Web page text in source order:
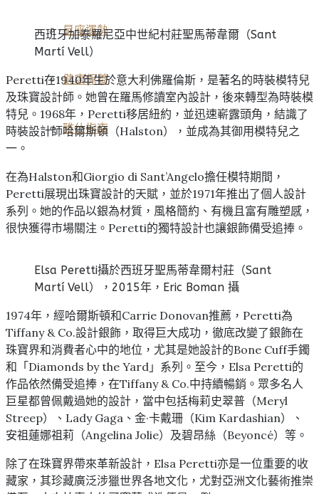
星座運勢
健康保養
雅仕指南
西班牙加泰羅尼亞中世紀村莊聖馬蒂韋爾（Sant
Martí Vell）
Peretti在1940年生於意大利佛羅倫斯，是著名的時裝模特兒
及珠寶設計師。她曾在羅馬修讀室內設計，後來轉型為時裝模
特兒。1968年，Peretti移居紐約，並迅速嶄露頭角，結識了
時裝設計師哈爾斯頓（Halston），並成為其御用模特兒之
一。
在為Halston和Giorgio di Sant’Angelo擔任模特期間，
Peretti展現出珠寶設計的天賦，並於1971年推出了個人設計
系列。她的作品以銀為材質，風格簡約、有機且富有雕塑感，
很快獲得市場關注。Peretti的獨特設計也讓銀飾備受追捧。
Elsa Peretti攝於西班牙聖馬蒂韋爾村莊（Sant
Martí Vell），2015年，Eric Boman 攝
1974年，經哈爾斯頓和Carrie Donovan推薦，Peretti為
Tiffany & Co.設計銀飾，取得巨大成功，徹底改變了銀飾在
珠寶界和消費者心中的地位，尤其是她設計的Bone Cuff手鐲
和「Diamonds by the Yard」系列。至今，Elsa Peretti的
作品依然備受追捧，在Tiffany & Co.中持續暢銷。眾多名人
巨星都曾佩戴過她的設計，當中包括梅莉史翠普（Meryl
Streep）、Lady Gaga、金·卡戴珊（Kim Kardashian）、
安祖蓮娜祖莉（Angelina Jolie）及碧昂絲（Beyoncé）等。
除了在珠寶界帶來革新設計，Elsa Peretti亦是一位重要的收
藏家，其珍藏廣泛涉獵世界各地文化，尤對亞洲文化藝術推崇